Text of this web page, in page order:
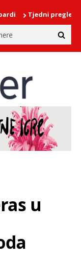
Tjedni pregled
u